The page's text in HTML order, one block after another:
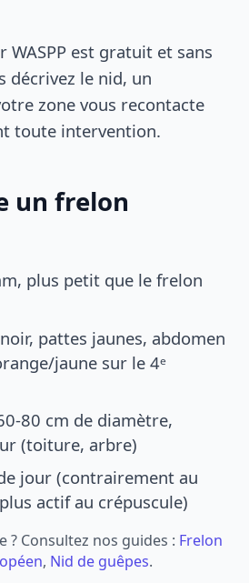
WASPP est gratuit et sans
décrivez le nid, un
zone vous recontacte
toute intervention.
un frelon
plus petit que le frelon
pattes jaunes, abdomen
jaune sur le 4ᵉ
80 cm de diamètre,
(toiture, arbre)
jour (contrairement au
actif au crépuscule)
? Consultez nos guides : Frelon
, Nid de guêpes.